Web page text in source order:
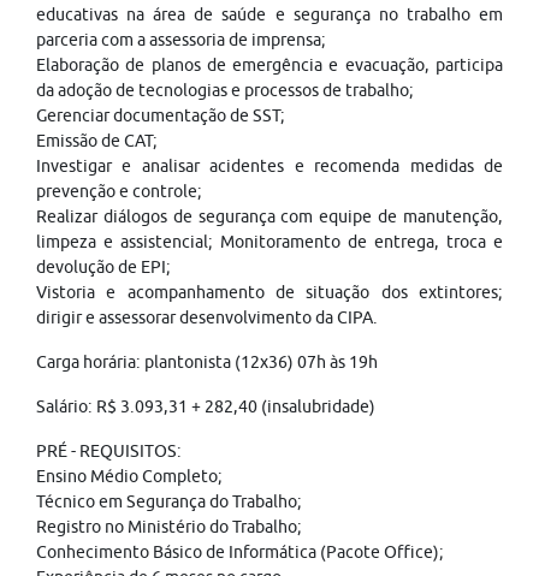
educativas na área de saúde e segurança no trabalho em
parceria com a assessoria de imprensa;
Elaboração de planos de emergência e evacuação, participa
da adoção de tecnologias e processos de trabalho;
Gerenciar documentação de SST;
Emissão de CAT;
Investigar e analisar acidentes e recomenda medidas de
prevenção e controle;
Realizar diálogos de segurança com equipe de manutenção,
limpeza e assistencial; Monitoramento de entrega, troca e
devolução de EPI;
Vistoria e acompanhamento de situação dos extintores;
dirigir e assessorar desenvolvimento da CIPA.
Carga horária: plantonista (12x36) 07h às 19h
Salário: R$ 3.093,31 + 282,40 (insalubridade)
PRÉ - REQUISITOS:
Ensino Médio Completo;
Técnico em Segurança do Trabalho;
Registro no Ministério do Trabalho;
Conhecimento Básico de Informática (Pacote Office);